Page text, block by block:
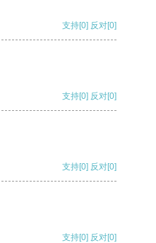
支持[0] 反对[0]
支持[0] 反对[0]
支持[0] 反对[0]
支持[0] 反对[0]